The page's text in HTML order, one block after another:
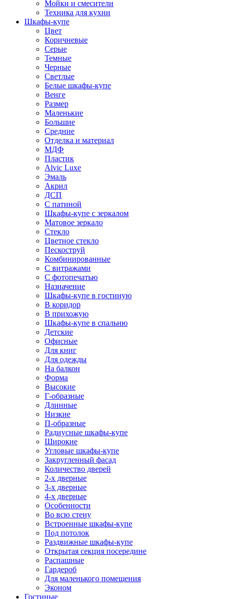
Мойки и смесители
Техника для кухни
Шкафы-купе
Цвет
Коричневые
Серые
Темные
Черные
Светлые
Белые шкафы-купе
Венге
Размер
Маленькие
Большие
Средние
Отделка и материал
МДФ
Пластик
Alvic Luxe
Эмаль
Акрил
ДСП
С патиной
Шкафы-купе с зеркалом
Матовое зеркало
Стекло
Цветное стекло
Пескоструй
Комбинированные
С витражами
С фотопечатью
Назначение
Шкафы-купе в гостиную
В коридор
В прихожую
Шкафы-купе в спальню
Детские
Офисные
Для книг
Для одежды
На балкон
Форма
Высокие
Г-образные
Длинные
Низкие
П-образные
Радиусные шкафы-купе
Широкие
Угловые шкафы-купе
Закругленный фасад
Количество дверей
2-х дверные
3-х дверные
4-х дверные
Особенности
Во всю стену
Встроенные шкафы-купе
Под потолок
Раздвижные шкафы-купе
Открытая секция посередине
Распашные
Гардероб
Для маленького помещения
Эконом
Гостиные